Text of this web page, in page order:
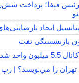
فیفا؛ پرداخت
ایجاد نارضایتی‌های
واحد شد
را مي‌نويسد؟ | رپ